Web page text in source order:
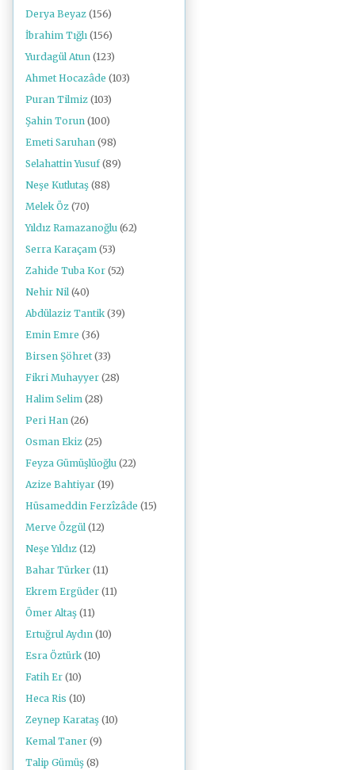
Derya Beyaz (156)
İbrahim Tığlı (156)
Yurdagül Atun (123)
Ahmet Hocazâde (103)
Puran Tilmiz (103)
Şahin Torun (100)
Emeti Saruhan (98)
Selahattin Yusuf (89)
Neşe Kutlutaş (88)
Melek Öz (70)
Yıldız Ramazanoğlu (62)
Serra Karaçam (53)
Zahide Tuba Kor (52)
Nehir Nil (40)
Abdülaziz Tantik (39)
Emin Emre (36)
Birsen Şöhret (33)
Fikri Muhayyer (28)
Halim Selim (28)
Peri Han (26)
Osman Ekiz (25)
Feyza Gümüşlüoğlu (22)
Azize Bahtiyar (19)
Hüsameddin Ferzîzâde (15)
Merve Özgül (12)
Neşe Yıldız (12)
Bahar Türker (11)
Ekrem Ergüder (11)
Ömer Altaş (11)
Ertuğrul Aydın (10)
Esra Öztürk (10)
Fatih Er (10)
Heca Ris (10)
Zeynep Karataş (10)
Kemal Taner (9)
Talip Gümüş (8)